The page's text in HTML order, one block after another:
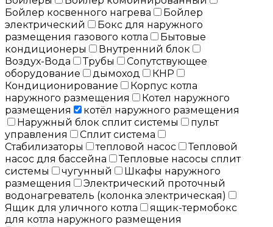
Бойлер косвенного нагрева
Бойлер
электрический
Бокс для наружного
размещения газового котла
Бытовые
кондиционеры
Внутренний блок
Воздух-Вода
Трубы
Сопутствующее
оборудование
дымоход
КНР
Кондиционирование
Корпус котла
наружного размещения
Котел наружного
размещения
котёл наружного размещения
Наружный блок сплит системы
пульт
управления
Сплит система
Стабилизаторы
тепловой насос
Тепловой
насос для бассейна
Тепловые насосы сплит
системы
чугунный
Шкафы наружного
размещения
Электрический проточный
водонагреватель (колонка электрическая)
Ящик для уличного котла
ящик-термобокс
для котла наружного размещения